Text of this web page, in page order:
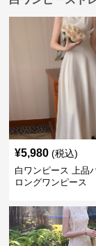
¥5,980 (税込)
白ワンピース 上品
ロングワンピース